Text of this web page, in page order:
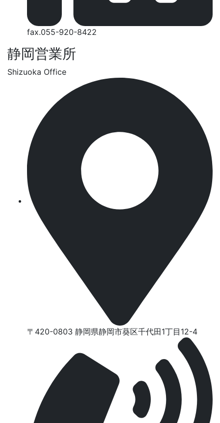
fax.055-920-8422
静岡営業所
Shizuoka Office
〒420-0803 静岡県静岡市葵区千代⽥1丁⽬12-4